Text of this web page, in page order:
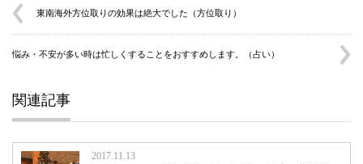
東南海外方位取りの効果は絶大でした（方位取り）
悩み・不安が多い時は忙しくすることをおすすめします。（占い）
関連記事
2017.11.13